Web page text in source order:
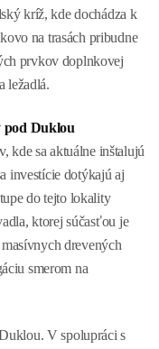
kríž, kde dochádza k
na trasách pribudne
prvkov doplnkovej
ležadlá.
pod Duklou
kde sa aktuálne inštalujú
investície dotýkajú aj
do tejto lokality
ktorej súčasťou je
drevených
smerom na
V spolupráci s